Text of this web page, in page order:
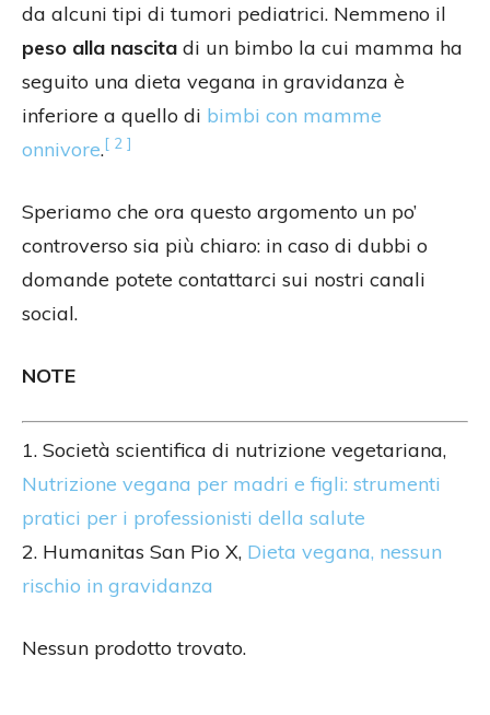
da alcuni tipi di tumori pediatrici. Nemmeno il
peso alla nascita di un bimbo la cui mamma ha
seguito una dieta vegana in gravidanza è
inferiore a quello di bimbi con mamme
onnivore.[ 2 ]
Speriamo che ora questo argomento un po’
controverso sia più chiaro: in caso di dubbi o
domande potete contattarci sui nostri canali
social.
NOTE
1. Società scientifica di nutrizione vegetariana,
Nutrizione vegana per madri e figli: strumenti
pratici per i professionisti della salute
2. Humanitas San Pio X, Dieta vegana, nessun
rischio in gravidanza
Nessun prodotto trovato.